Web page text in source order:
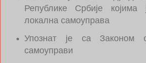
Републике Србије којима
локална самоуправа
Упознат је са Законом
самоуправи